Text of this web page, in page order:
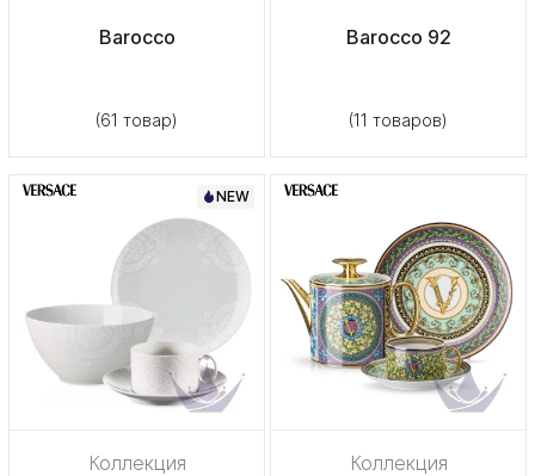
Barocco
(61 товар)
Barocco 92
(11 товаров)
NEW
Коллекция Коллекция